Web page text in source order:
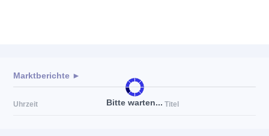
Bitte warten...
Marktberichte ►
Uhrzeit Titel